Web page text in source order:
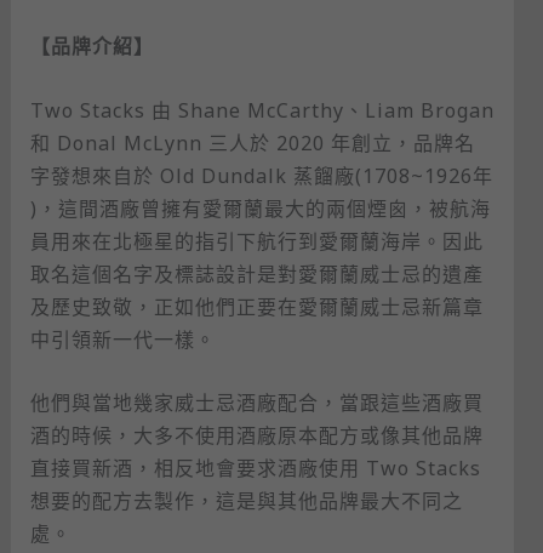
【品牌介紹】
Two Stacks 由 Shane McCarthy、Liam Brogan
和 Donal McLynn 三人於 2020 年創立，品牌名
字發想來自於 Old Dundalk 蒸餾廠(1708~1926年
)，這間酒廠曾擁有愛爾蘭最大的兩個煙囪，被航海
員用來在北極星的指引下航行到愛爾蘭海岸。因此
取名這個名字及標誌設計是對愛爾蘭威士忌的遺產
及歷史致敬，正如他們正要在愛爾蘭威士忌新篇章
中引領新一代一樣。
他們與當地幾家威士忌酒廠配合，當跟這些酒廠買
酒的時候，大多不使用酒廠原本配方或像其他品牌
直接買新酒，相反地會要求酒廠使用 Two Stacks
想要的配方去製作，這是與其他品牌最大不同之
處。